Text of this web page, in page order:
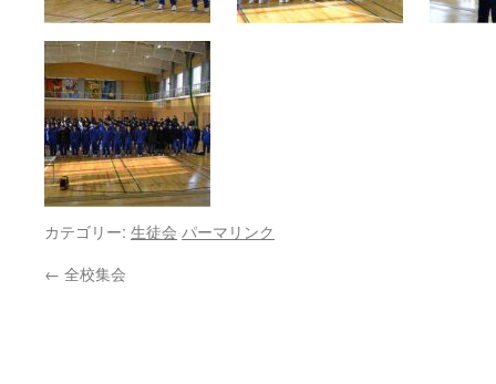
カテゴリー: 生徒会 パーマリンク
← 全校集会